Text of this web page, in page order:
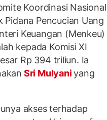
Koordinasi Nasional
Pencucian Uang
Keuangan (Menkeu)
kepada Komisi XI
Rp 394 triliun. Ia
Sri Mulyaniyang
akses terhadap